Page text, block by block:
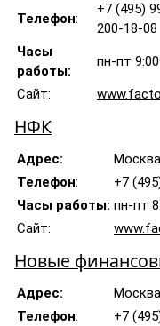
Телефон:
+7 (495)
200-18-08
Часы
работы:
пн-пт
Сайт:
НФК
Адрес:
Телефон:
+7
Часы работы: пн-пт
Сайт:
Новые
Адрес:
Телефон:
+7